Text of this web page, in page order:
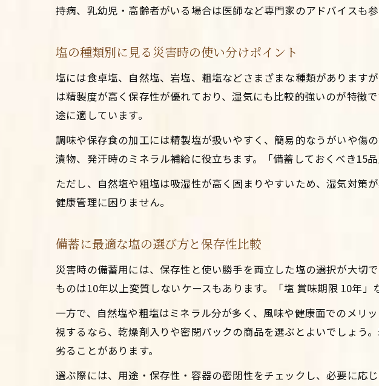
塩の賞味期
防災による塩と
塩と砂糖を
塩と砂糖の
調味料の備
塩・砂糖
賞味期限切
固まった塩
塩の保存環
家族を守るため
日常使い
持病、乳幼児・高齢者がいる場合は医師など専門家のアドバイスも参
塩の種類別に見る災害時の使い分けポイント
塩には食卓塩、自然塩、岩塩、粗塩などさまざまな種類があります
は精製度が高く保存性が優れており、湿気にも比較的強いのが特徴
途に適しています。
調味や保存食の加工には精製塩が扱いやすく、簡易的なうがいや傷
漬物、発汗時のミネラル補給に役立ちます。「備蓄しておくべき15
ただし、自然塩や粗塩は吸湿性が高く固まりやすいため、湿気対策
健康管理に困りません。
備蓄に最適な塩の選び方と保存性比較
災害時の備蓄用には、保存性と使い勝手を両立した塩の選択が大切
ものは10年以上変質しないケースもあります。「塩 賞味期限 10年
一方で、自然塩や粗塩はミネラル分が多く、風味や健康面でのメリ
視するなら、乾燥剤入りや密閉パックの商品を選ぶとよいでしょう
劣ることがあります。
選ぶ際には、用途・保存性・容器の密閉性をチェックし、必要に応